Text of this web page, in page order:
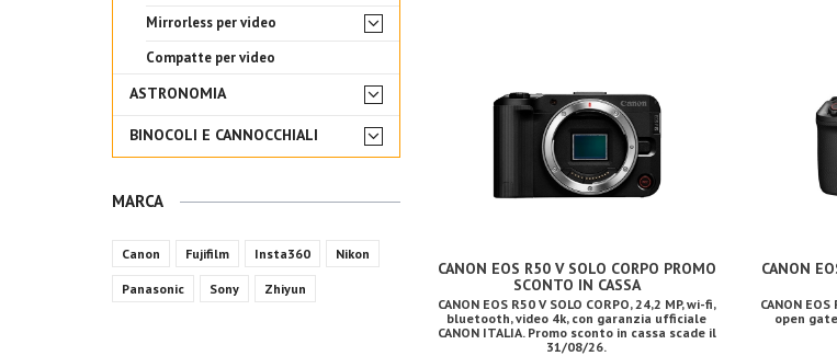
Mirrorless per video
Compatte per video
ASTRONOMIA
BINOCOLI E CANNOCCHIALI
MARCA
Canon Fujifilm Insta360 Nikon
Panasonic Sony Zhiyun
CANON EOS R50 V SOLO CORPO PROMO
SCONTO IN CASSA
CANON EOS R50 V SOLO CORPO, 24,2 MP, wi-fi,
bluetooth, video 4k, con garanzia ufficiale
CANON ITALIA. Promo sconto in cassa scade il
31/08/26.
CANON
CANON
open